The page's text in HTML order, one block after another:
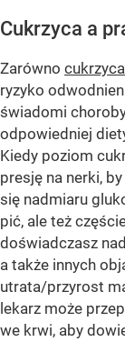
Cukrzyca a
Zarówno
ryzyko
świadomi
odpowiedniej
Kiedy poziom
presję na nerki,
się nadmiaru
pić, ale też
doświadczasz
a także innych
utrata/przyrost
lekarz może
we krwi, aby